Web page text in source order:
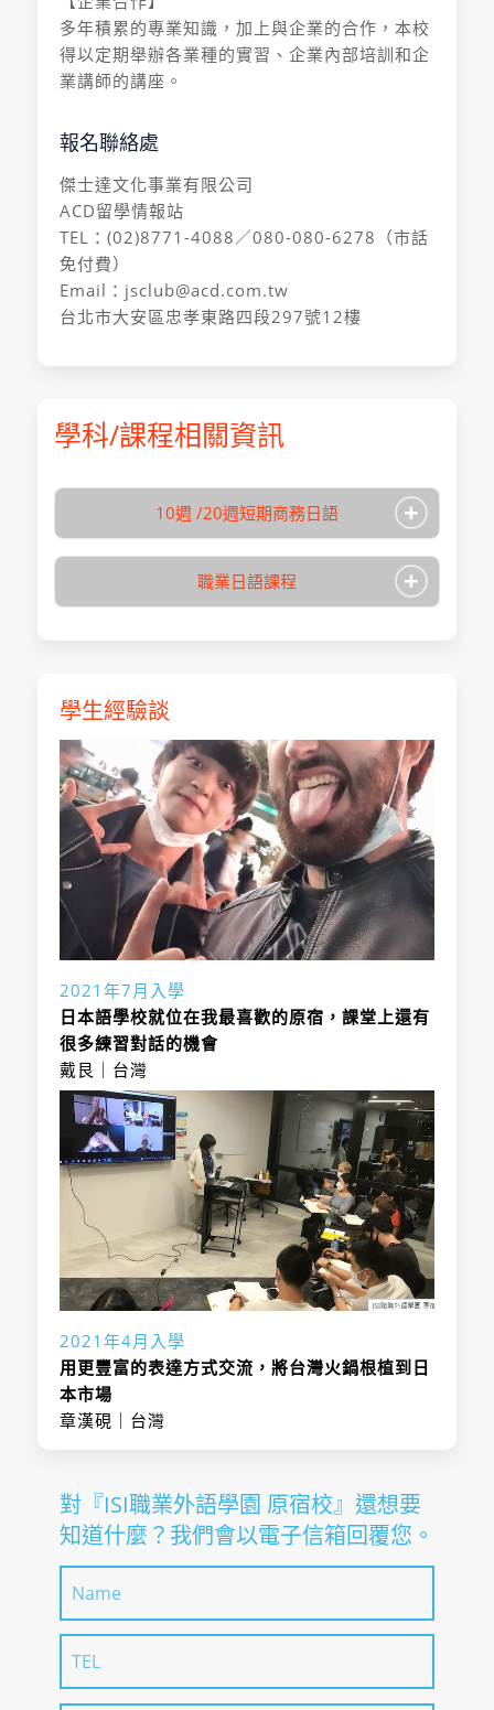
多年積累的專業知識，加上與企業的合作，本校
得以定期舉辦各業種的實習、企業內部培訓和企
業講師的講座。
報名聯絡處
傑士達文化事業有限公司
ACD留學情報站
TEL：(02)8771-4088／080-080-6278（市話
免付費）
Email：jsclub@acd.com.tw
台北市大安區忠孝東路四段297號12樓
學科/課程相關資訊
10週 /20週短期商務日語 +
學校名稱
原宿校
入學月
1月、4月、7月、
10月
修業期間
10週／20週
總學習時數
24~
學習目的
商業日本語
取得學位/稱號
未設定
報名日期
插班入學者的入學
報考方法說明
入學資格
・年滿18歲，有
自主能力行為者
・理解本校之教
育理念與目的，
並認同其教育方
針，且有意願學
習至課程結束者
學期間所需經
甄選方式
・文件審查、面
入學時必要日語程度
職業日語課程 +
學校名稱
ISI職業外語學園
原宿校
入學月
1月、4月、7月、
10月
修業期間
1年、1年3個月、
1年6個月、1年9
個月、2年
總學習時數
學習目的
商業日本語
取得學位/稱號
報名日期
預定入學月份的半
年前
報考方法說明
入學資格
・在母國完成12
年以上學校教育
者，或具備同等
以上資格者
・高中畢業者，
參照框架」A1 程
須提出大學畢業
等正本之證明
・理解本校之教
育理念與目的，
針，且有意願學
習至課程結束者
學期間所需經
學生經驗談
2021年7月入學
日本語學校就位在我最喜歡的原宿，課堂上還有
很多練習對話的機會
戴艮｜台灣
2021年4月入學
用更豐富的表達方式交流，將台灣火鍋根植到日
本市場
章漢硯｜台灣
對『ISI職業外語學園 原宿校』還想要
知道什麼？我們會以電子信箱回覆您。